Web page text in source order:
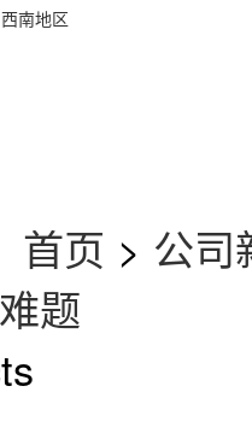
西南地区
首页 > 公司
题